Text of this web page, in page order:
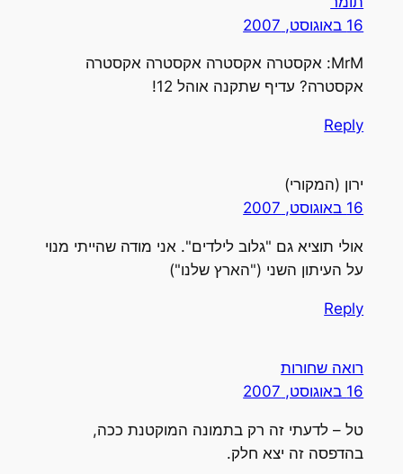
16 באוגוסט, 2007
MrM: אקסטרה אקסטרה אקסטרה אקסטרה
אקסטרה? עדיף שתקנה אוהל 12!
Reply
ירון (המקורי)
16 באוגוסט, 2007
אולי תוציא גם "גלוב לילדים". אני מודה שהייתי מנוי
על העיתון השני ("הארץ שלנו")
Reply
רואה שחורות
16 באוגוסט, 2007
טל – לדעתי זה רק בתמונה המוקטנת ככה,
בהדפסה זה יצא חלק.